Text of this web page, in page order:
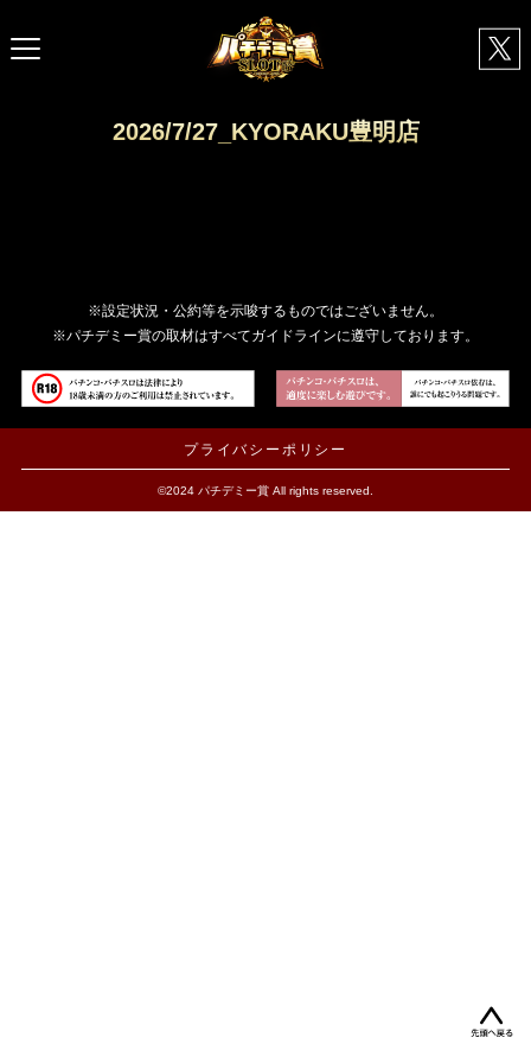
2026/7/27_KYORAKU豊明店
※設定状況・公約等を示唆するものではございません。
※パチデミー賞の取材はすべてガイドラインに遵守しております。
プライバシーポリシー
©2024 パチデミー賞 All rights reserved.